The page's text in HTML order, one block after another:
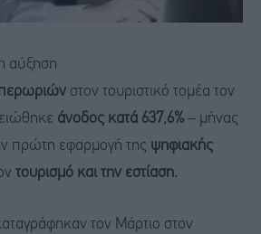
αύξηση
στον τουριστικό τομέα τον
άνοδος κατά 637,6% – μήνας
πρώτη εφαρμογή της ψηφιακής
τουρισμό και την εστίαση.
τον Μάρτιο στον